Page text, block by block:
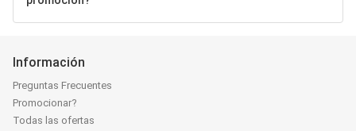
Información
Preguntas Frecuentes
Promocionar?
Todas las ofertas